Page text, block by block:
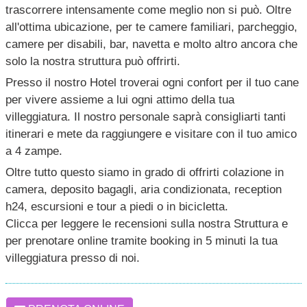
trascorrere intensamente come meglio non si può. Oltre
all'ottima ubicazione, per te camere familiari, parcheggio,
camere per disabili, bar, navetta e molto altro ancora che
solo la nostra struttura può offrirti.
Presso il nostro Hotel troverai ogni confort per il tuo cane
per vivere assieme a lui ogni attimo della tua
villeggiatura. Il nostro personale saprà consigliarti tanti
itinerari e mete da raggiungere e visitare con il tuo amico
a 4 zampe.
Oltre tutto questo siamo in grado di offrirti colazione in
camera, deposito bagagli, aria condizionata, reception
h24, escursioni e tour a piedi o in bicicletta.
Clicca per leggere le recensioni sulla nostra Struttura e
per prenotare online tramite booking in 5 minuti la tua
villeggiatura presso di noi.